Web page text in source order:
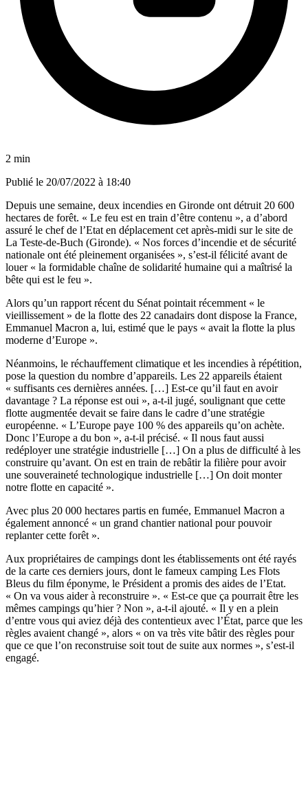
2 min
Publié le 20/07/2022 à 18:40
Depuis une semaine, deux incendies en Gironde ont détruit 20 600
hectares de forêt. « Le feu est en train d’être contenu », a d’abord
assuré le chef de l’Etat en déplacement cet après-midi sur le site de
La Teste-de-Buch (Gironde). « Nos forces d’incendie et de sécurité
nationale ont été pleinement organisées », s’est-il félicité avant de
louer « la formidable chaîne de solidarité humaine qui a maîtrisé la
bête qui est le feu ».
Alors qu’un rapport récent du Sénat pointait récemment « le
vieillissement » de la flotte des 22 canadairs dont dispose la France,
Emmanuel Macron a, lui, estimé que le pays « avait la flotte la plus
moderne d’Europe ».
Néanmoins, le réchauffement climatique et les incendies à répétition,
pose la question du nombre d’appareils. Les 22 appareils étaient
« suffisants ces dernières années. […] Est-ce qu’il faut en avoir
davantage ? La réponse est oui », a-t-il jugé, soulignant que cette
flotte augmentée devait se faire dans le cadre d’une stratégie
européenne. « L’Europe paye 100 % des appareils qu’on achète.
Donc l’Europe a du bon », a-t-il précisé. « Il nous faut aussi
redéployer une stratégie industrielle […] On a plus de difficulté à les
construire qu’avant. On est en train de rebâtir la filière pour avoir
une souveraineté technologique industrielle […] On doit monter
notre flotte en capacité ».
Avec plus 20 000 hectares partis en fumée, Emmanuel Macron a
également annoncé « un grand chantier national pour pouvoir
replanter cette forêt ».
Aux propriétaires de campings dont les établissements ont été rayés
de la carte ces derniers jours, dont le fameux camping Les Flots
Bleus du film éponyme, le Président a promis des aides de l’Etat.
« On va vous aider à reconstruire ». « Est-ce que ça pourrait être les
mêmes campings qu’hier ? Non », a-t-il ajouté. « Il y en a plein
d’entre vous qui aviez déjà des contentieux avec l’État, parce que les
règles avaient changé », alors « on va très vite bâtir des règles pour
que ce que l’on reconstruise soit tout de suite aux normes », s’est-il
engagé.